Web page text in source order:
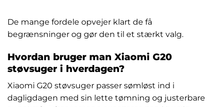
De mange fordele opvejer klart de få
begrænsninger og gør den til et stærkt valg.
Hvordan bruger man Xiaomi G20
støvsuger i hverdagen?
Xiaomi G20 støvsuger passer sømløst ind i
dagligdagen med sin lette tømning og justerbare